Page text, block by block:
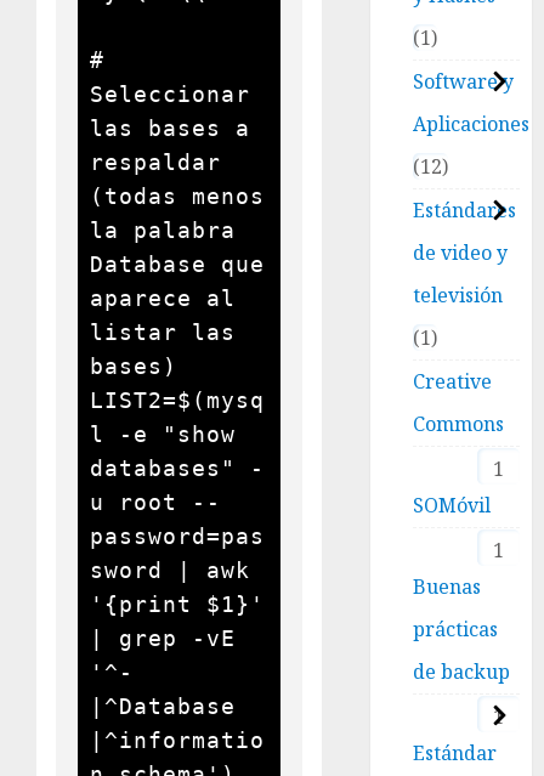
#
Seleccionar
las bases a
respaldar
(todas menos
la palabra
Database que
aparece al
listar las
bases)
LIST2=$(mysq
l -e "show
databases" -
u root --
password=pas
sword | awk
'{print $1}'
| grep -vE
'^-
|^Database
|^informatio
1
Software y
Aplicaciones
12
Estándares
de video y
televisión
1
Creative
Commons
1
SOMóvil
1
Buenas
prácticas
de backup
1
Estándar